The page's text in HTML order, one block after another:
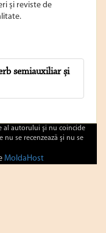
și reviste de
semiauxiliar și
al autorului şi nu coincide
nu se recenzează şi nu se
MoldaHost